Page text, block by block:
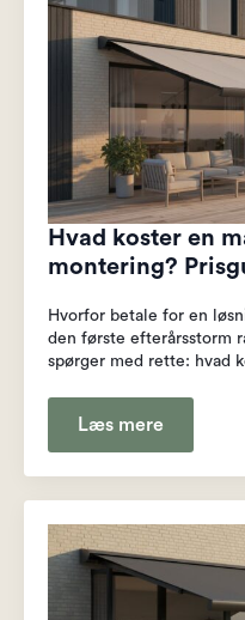
Hvad koster en
montering?
Hvorfor betale for en
den første efterårsstorm
spørger med rette: hvad
Læs mere